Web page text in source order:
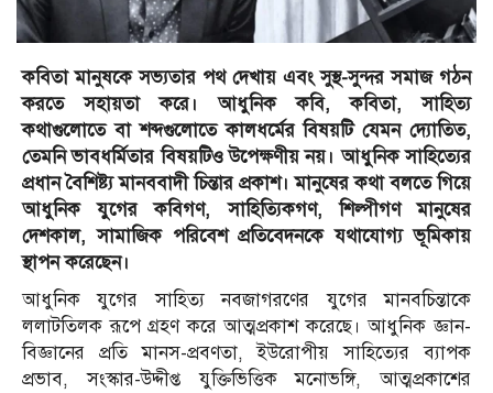
কবিতা মানুষকে সভ্যতার পথ দেখায় এবং সুস্থ-সুন্দর সমাজ গঠন
করতে সহায়তা করে। আধুনিক কবি, কবিতা, সাহিত্য
কথাগুলোতে বা শব্দগুলোতে কালধর্মের বিষয়টি যেমন দ্যোতিত,
তেমনি ভাবধর্মিতার বিষয়টিও উপেক্ষণীয় নয়। আধুনিক সাহিত্যের
প্রধান বৈশিষ্ট্য মানববাদী চিন্তার প্রকাশ। মানুষের কথা বলতে গিয়ে
আধুনিক যুগের কবিগণ, সাহিত্যিকগণ, শিল্পীগণ মানুষের
দেশকাল, সামাজিক পরিবেশ প্রতিবেদনকে যথাযোগ্য ভূমিকায়
স্থাপন করেছেন।
আধুনিক যুগের সাহিত্য নবজাগরণের যুগের মানবচিন্তাকে
ললাটতিলক রূপে গ্রহণ করে আত্মপ্রকাশ করেছে। আধুনিক জ্ঞান-
বিজ্ঞানের প্রতি মানস-প্রবণতা, ইউরোপীয় সাহিত্যের ব্যাপক
প্রভাব, সংস্কার-উদ্দীপ্ত যুক্তিভিত্তিক মনোভঙ্গি, আত্মপ্রকাশের